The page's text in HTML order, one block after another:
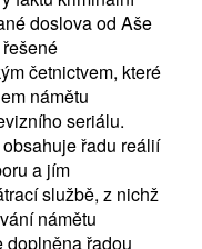
doslova od Aše
četnictvem, které
námětu
seriálu.
řadu reálií
a jím
službě, z nichž
námětu
doplněna řadou